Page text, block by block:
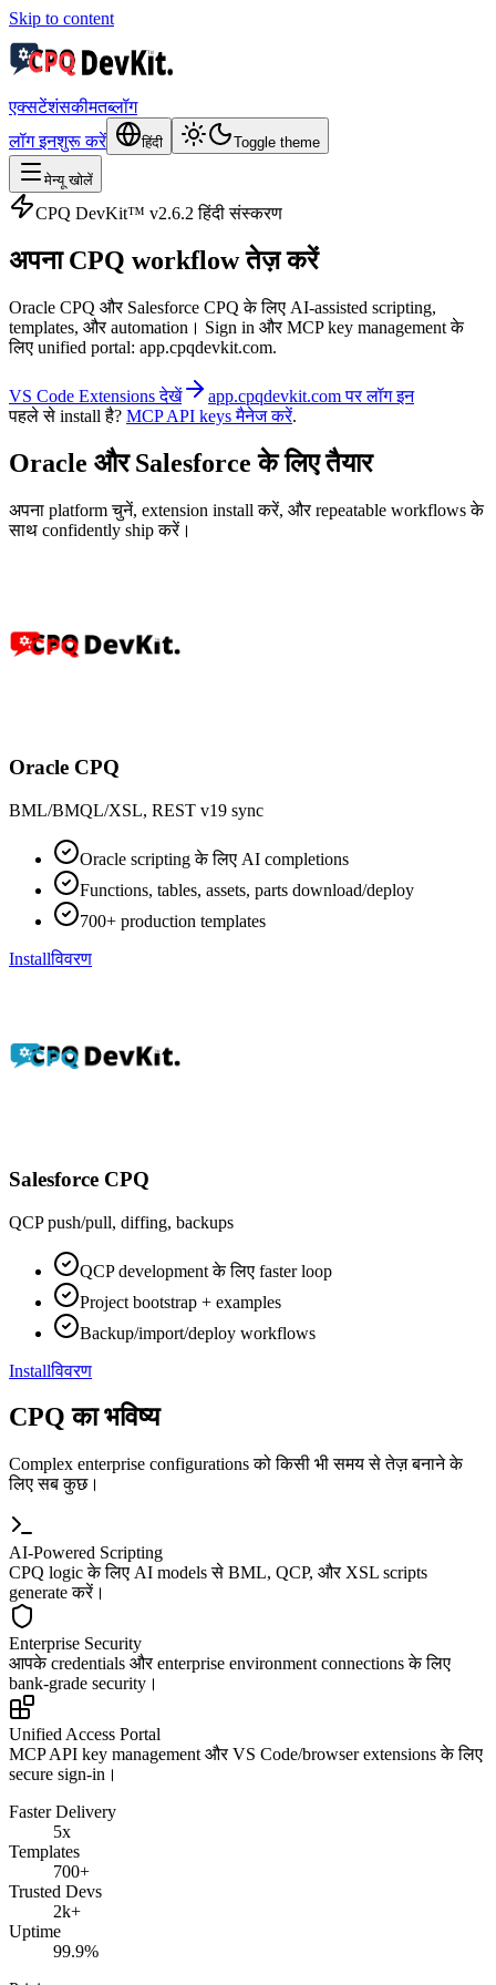
Skip to content
एक्सटेंशंसकीमतब्लॉग
लॉग इनशुरू करें हिंदी Toggle theme
मेन्यू खोलें
CPQ DevKit™ v2.6.2 हिंदी संस्करण
अपना CPQ workflow तेज़ करें
Oracle CPQ और Salesforce CPQ के लिए AI‑assisted scripting,
templates, और automation। Sign in और MCP key management के
लिए unified portal: app.cpqdevkit.com.
VS Code Extensions देखें
app.cpqdevkit.com पर लॉग इन
पहले से install है? MCP API keys मैनेज करें.
Oracle और Salesforce के लिए तैयार
अपना platform चुनें, extension install करें, और repeatable workflows के
साथ confidently ship करें।
Oracle CPQ
BML/BMQL/XSL, REST v19 sync
Oracle scripting के लिए AI completions
Functions, tables, assets, parts download/deploy
700+ production templates
Installविवरण
Salesforce CPQ
QCP push/pull, diffing, backups
QCP development के लिए faster loop
Project bootstrap + examples
Backup/import/deploy workflows
Installविवरण
CPQ का भविष्य
Complex enterprise configurations को किसी भी समय से तेज़ बनाने के
लिए सब कुछ।
AI-Powered Scripting
CPQ logic के लिए AI models से BML, QCP, और XSL scripts
generate करें।
Enterprise Security
आपके credentials और enterprise environment connections के लिए
bank-grade security।
Unified Access Portal
MCP API key management और VS Code/browser extensions के लिए
secure sign-in।
Faster Delivery
5x
Templates
700+
Trusted Devs
2k+
Uptime
99.9%